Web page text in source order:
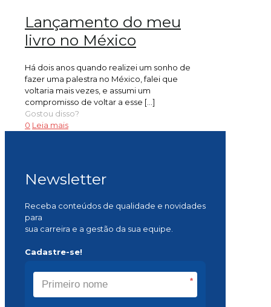
Lançamento do meu
livro no México
Há dois anos quando realizei um sonho de
fazer uma palestra no México, falei que
voltaria mais vezes, e assumi um
compromisso de voltar a esse […]
Gostou disso?
0 Leia mais
Newsletter
Receba conteúdos de qualidade e novidades
para
sua carreira e a gestão da sua equipe.
Cadastre-se!
*